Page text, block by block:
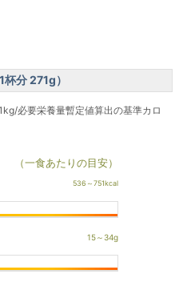
分 271g）
必要栄養量暫定値算出の基準カロ
（一食あたりの目安）